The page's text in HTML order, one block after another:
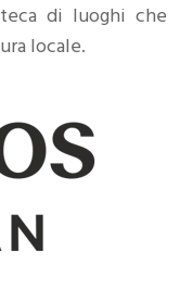
di luoghi che
locale.